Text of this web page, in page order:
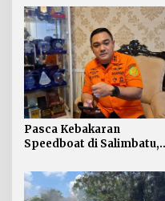
Pengawasan dan Edukasi
Awak Kapal
Pasca Kebakaran
Speedboat di Salimbatu,
Pentingnya Standar
Keselamatan